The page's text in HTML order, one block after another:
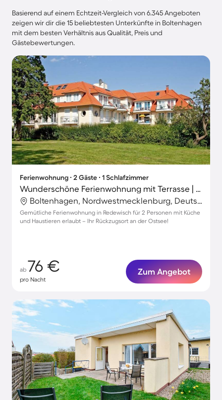
Basierend auf einem Echtzeit-Vergleich von 6.345 Angeboten
zeigen wir dir die 15 beliebtesten Unterkünfte in Boltenhagen
mit dem besten Verhältnis aus Qualität, Preis und
Gästebewertungen.
Ferienwohnung ∙ 2 Gäste ∙ 1 Schlafzimmer
Wunderschöne Ferienwohnung mit Terrasse | Nah am Strand | Hunde erlaubt
Boltenhagen, Nordwestmecklenburg, Deutschland
Gemütliche Ferienwohnung in Redewisch für 2 Personen mit Küche
und Haustieren erlaubt – Ihr Rückzugsort an der Ostsee!
ab 76 €
pro Nacht
Zum Angebot